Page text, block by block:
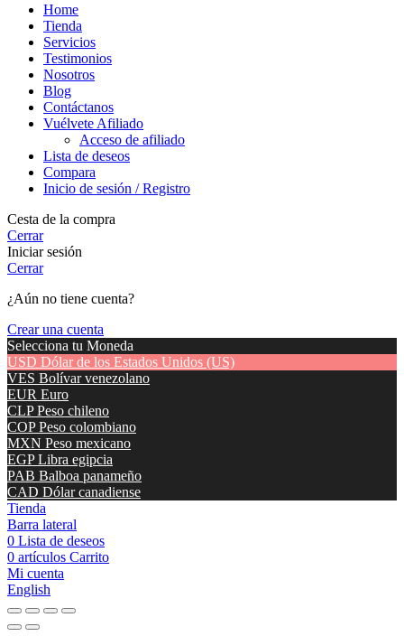
Home
Tienda
Servicios
Testimonios
Nosotros
Blog
Contáctanos
Vuélvete Afiliado
Acceso de afiliado
Lista de deseos
Compara
Inicio de sesión / Registro
Cesta de la compra
Cerrar
Iniciar sesión
Cerrar
¿Aún no tiene cuenta?
Crear una cuenta
Selecciona tu Moneda
USD Dólar de los Estados Unidos (US)
VES Bolívar venezolano
EUR Euro
CLP Peso chileno
COP Peso colombiano
MXN Peso mexicano
EGP Libra egipcia
PAB Balboa panameño
CAD Dólar canadiense
Tienda
Barra lateral
0 Lista de deseos
0 artículos Carrito
Mi cuenta
English